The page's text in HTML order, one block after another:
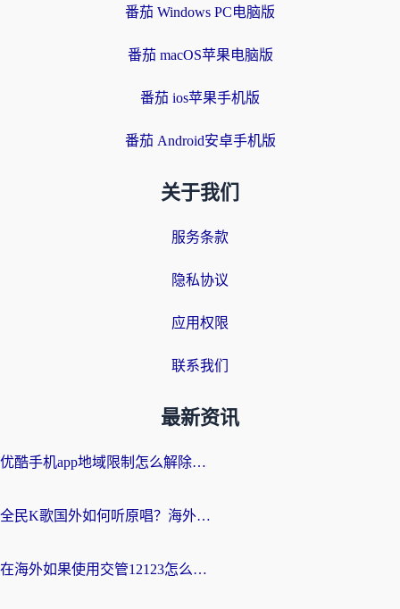
番茄 Windows PC电脑版
番茄 macOS苹果电脑版
番茄 ios苹果手机版
番茄 Android安卓手机版
关于我们
服务条款
隐私协议
应用权限
联系我们
最新资讯
优酷手机app地域限制怎么解除？海外党亲测有效的追剧方案
全民K歌国外如何听原唱？海外党亲测有效的回国加速器选择指南
在海外如果使用交管12123怎么处理？留学生亲测有效的回国加速方案